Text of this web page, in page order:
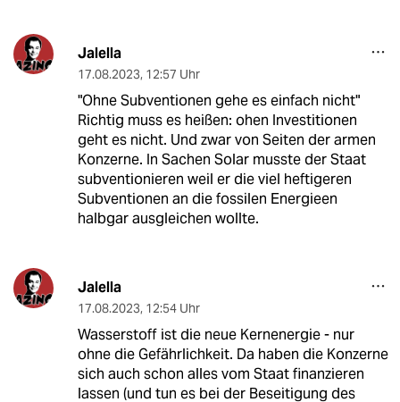
Jalella
17.08.2023, 12:57 Uhr
"Ohne Subventionen gehe es einfach nicht"
Richtig muss es heißen: ohen Investitionen
geht es nicht. Und zwar von Seiten der armen
Konzerne. In Sachen Solar musste der Staat
subventionieren weil er die viel heftigeren
Subventionen an die fossilen Energieen
halbgar ausgleichen wollte.
Jalella
17.08.2023, 12:54 Uhr
Wasserstoff ist die neue Kernenergie - nur
ohne die Gefährlichkeit. Da haben die Konzerne
sich auch schon alles vom Staat finanzieren
lassen (und tun es bei der Beseitigung des